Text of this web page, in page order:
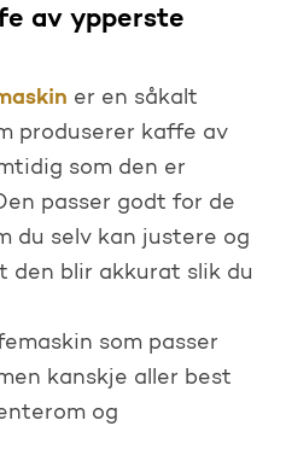
av ypperste
er en såkalt
produserer kaffe av
som den er
passer godt for de
du selv kan justere og
den blir akkurat slik du
som passer
kanskje aller best
og